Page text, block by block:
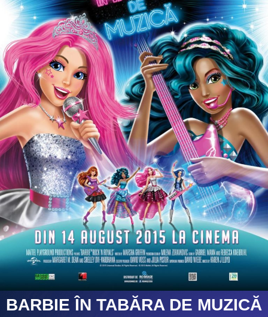
BARBIE ÎN TABĂRA DE MUZICĂ